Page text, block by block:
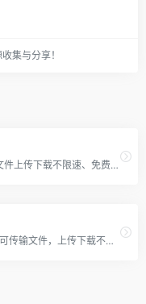
集与分享！
无需登录即可完成文件传输，10GB文件上传下载不限速、免费用，MuseTransfer文件传输工具就是快！
奶牛快传 (CowTransfer) 无需注册即可传输文件，上传下载不限速。传视频、传音频、传图片、跨国传、传大文件。10GB 免费云盘、会员 3TB 超大云盘。最受创意人、广告人及创作者喜爱的效率工具之一，快来体验吧！